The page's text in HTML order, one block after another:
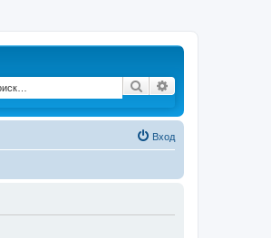
Поиск
Вход